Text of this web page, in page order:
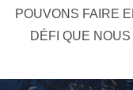
POUVONS FAIRE
DÉFI QUE